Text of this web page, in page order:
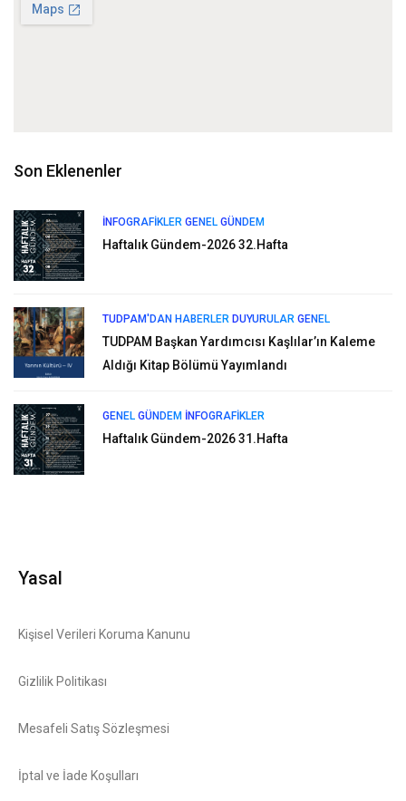
Son Eklenenler
İNFOGRAFIKLER GENEL GÜNDEM
Haftalık Gündem-2026 32.Hafta
TUDPAM'DAN HABERLER DUYURULAR GENEL
TUDPAM Başkan Yardımcısı Kaşlılar’ın Kaleme
Aldığı Kitap Bölümü Yayımlandı
GENEL GÜNDEM İNFOGRAFIKLER
Haftalık Gündem-2026 31.Hafta
Yasal
Kişisel Verileri Koruma Kanunu
Gizlilik Politikası
Mesafeli Satış Sözleşmesi
İptal ve İade Koşulları